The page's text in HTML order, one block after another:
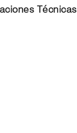
Técnicas